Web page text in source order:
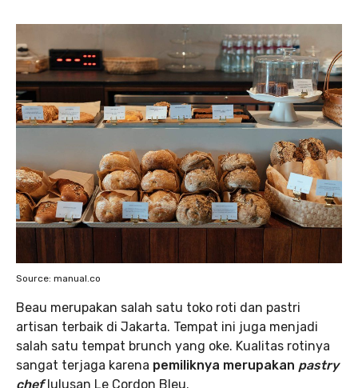
Source: manual.co
Beau merupakan salah satu toko roti dan pastri
artisan terbaik di Jakarta. Tempat ini juga menjadi
salah satu tempat brunch yang oke. Kualitas rotinya
sangat terjaga karena pemiliknya merupakan pastry
chef lulusan Le Cordon Bleu.